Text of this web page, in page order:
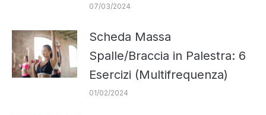
07/03/2024
Scheda Massa
Spalle/Braccia in Palestra: 6
Esercizi (Multifrequenza)
01/02/2024